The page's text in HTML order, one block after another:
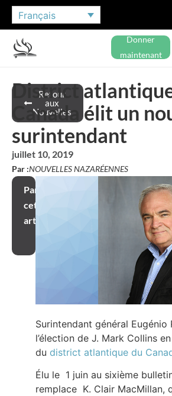
Français
Donner
maintenant
Retour
aux
Nouvelles
District
Canada élit un
surintendant
juillet 10, 2019
Par :NOUVELLES NAZARÉENNES
Partager
cet
article
Surintendant général Eugénio
l’élection de J. Mark Collins
du district atlantique du
Élu le 1 juin au sixième
remplace K. Clair MacMillan,